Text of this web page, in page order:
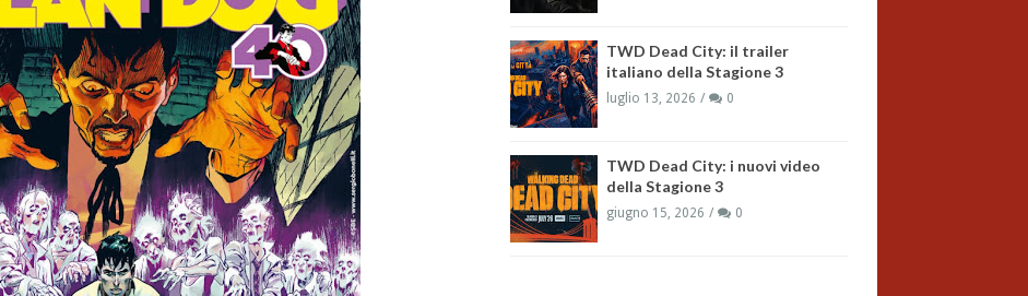
TWD Dead City: il trailer
italiano della Stagione 3
luglio 13, 2026 0
TWD Dead City: i nuovi video
della Stagione 3
giugno 15, 2026 0